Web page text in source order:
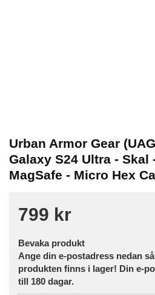
Urban Armor Gear
Galaxy S24 Ultra - Skal
MagSafe - Micro Hex
799 kr
Bevaka produkt
Ange din e-postadress nedan
produkten finns i lager! Din e-
till 180 dagar.